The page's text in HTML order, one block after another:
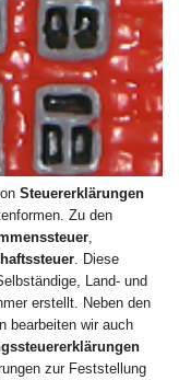
Steuererklärungen
Zu den
. Diese
Land- und
erstellt. Neben den
bearbeiten wir auch
zur Feststellung